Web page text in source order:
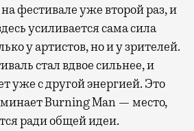
фестивале уже второй раз, и
усиливается сама сила
у артистов, но и у зрителей.
стал вдвое сильнее, и
уже с другой энергией. Это
Burning Man — место,
ради общей идеи.